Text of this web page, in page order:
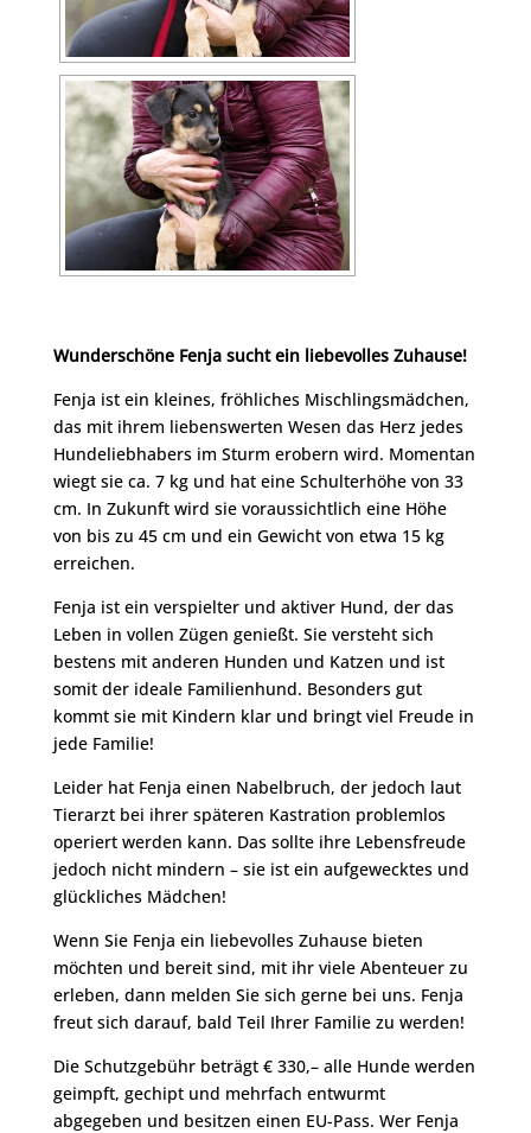
Wunderschöne Fenja sucht ein liebevolles Zuhause!
Fenja ist ein kleines, fröhliches Mischlingsmädchen,
das mit ihrem liebenswerten Wesen das Herz jedes
Hundeliebhabers im Sturm erobern wird. Momentan
wiegt sie ca. 7 kg und hat eine Schulterhöhe von 33
cm. In Zukunft wird sie voraussichtlich eine Höhe
von bis zu 45 cm und ein Gewicht von etwa 15 kg
erreichen.
Fenja ist ein verspielter und aktiver Hund, der das
Leben in vollen Zügen genießt. Sie versteht sich
bestens mit anderen Hunden und Katzen und ist
somit der ideale Familienhund. Besonders gut
kommt sie mit Kindern klar und bringt viel Freude in
jede Familie!
Leider hat Fenja einen Nabelbruch, der jedoch laut
Tierarzt bei ihrer späteren Kastration problemlos
operiert werden kann. Das sollte ihre Lebensfreude
jedoch nicht mindern – sie ist ein aufgewecktes und
glückliches Mädchen!
Wenn Sie Fenja ein liebevolles Zuhause bieten
möchten und bereit sind, mit ihr viele Abenteuer zu
erleben, dann melden Sie sich gerne bei uns. Fenja
freut sich darauf, bald Teil Ihrer Familie zu werden!
Die Schutzgebühr beträgt € 330,– alle Hunde werden
geimpft, gechipt und mehrfach entwurmt
abgegeben und besitzen einen EU-Pass. Wer Fenja